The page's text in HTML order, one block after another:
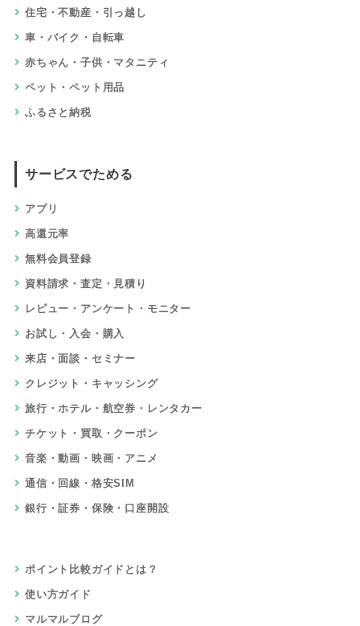
住宅・不動産・引っ越し
車・バイク・自転車
赤ちゃん・子供・マタニティ
ペット・ペット用品
ふるさと納税
サービスでためる
アプリ
高還元率
無料会員登録
資料請求・査定・見積り
レビュー・アンケート・モニター
お試し・入会・購入
来店・面談・セミナー
クレジット・キャッシング
旅行・ホテル・航空券・レンタカー
チケット・買取・クーポン
音楽・動画・映画・アニメ
通信・回線・格安SIM
銀行・証券・保険・口座開設
ポイント比較ガイドとは？
使い方ガイド
マルマルブログ